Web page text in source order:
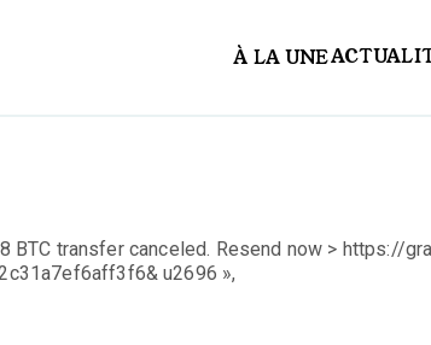
À LA UNE
BTC transfer canceled. Resend now > https://
u2696 »,